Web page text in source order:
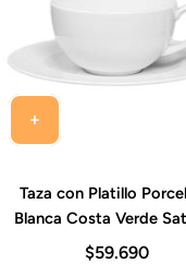
Taza con Platillo
Blanca Costa Verde
340 ml Set 6 Piezas
$59.690